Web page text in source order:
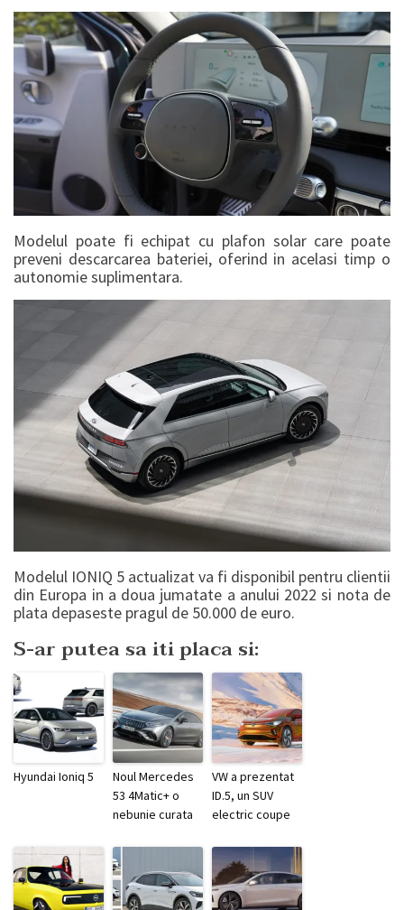
Modelul poate fi echipat cu plafon solar care poate
preveni descarcarea bateriei, oferind in acelasi timp o
autonomie suplimentara.
Modelul IONIQ 5 actualizat va fi disponibil pentru clientii
din Europa in a doua jumatate a anului 2022 si nota de
plata depaseste pragul de 50.000 de euro.
S-ar putea sa iti placa si:
Hyundai Ioniq 5
Noul Mercedes
53 4Matic+ o
nebunie curata
VW a prezentat
ID.5, un SUV
electric coupe